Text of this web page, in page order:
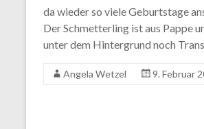
da wieder so viele Geburtstage
Der Schmetterling ist aus Pappe
unter dem Hintergrund noch
Angela Wetzel 9. Februar